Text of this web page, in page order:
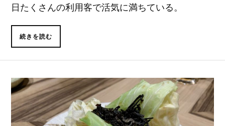
日たくさんの利用客で活気に満ちている。
続きを読む